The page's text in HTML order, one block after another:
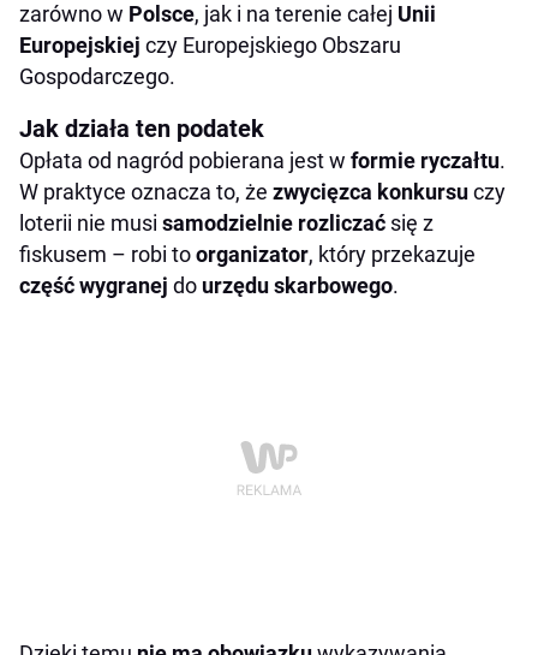
zarówno w Polsce, jak i na terenie całej Unii
Europejskiej czy Europejskiego Obszaru
Gospodarczego.
Jak działa ten podatek
Opłata od nagród pobierana jest w formie ryczałtu.
W praktyce oznacza to, że zwycięzca konkursuczy
loterii nie musi samodzielnie rozliczać się z
fiskusem – robi toorganizator, który przekazuje
część wygranej do urzędu skarbowego.